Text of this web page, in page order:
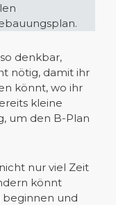
denkbar,
nötig, damit ihr
könnt, wo ihr
kleine
um den B-Plan
nur viel Zeit
könnt
und